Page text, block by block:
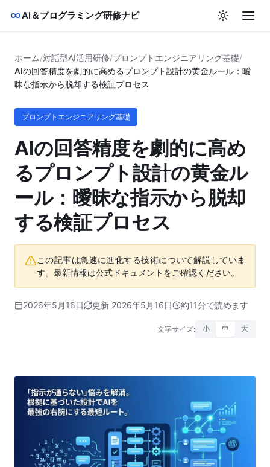
AI＆プログラミング研修ナビ
ホーム/対話型AI活用研修/プロンプトエンジニアリング基礎/
AIの回答精度を劇的に高めるプロンプト設計の黄金ルール：曖
昧な指示から脱却する検証プロセス
プロンプトエンジニアリング基礎
AIの回答精度を劇的に高め
るプロンプト設計の黄金ル
ール：曖昧な指示から脱却
する検証プロセス
この記事は急速に進化する技術について解説していま
す。最新情報は公式ドキュメントをご確認ください。
2026年5月16日 更新 2026年5月16日 約11分で読めます
文字サイズ: 小 中 大